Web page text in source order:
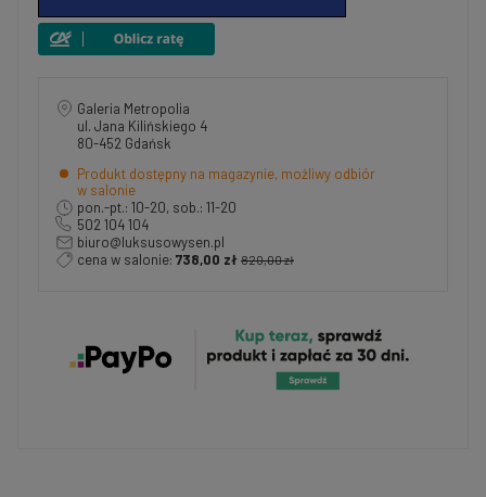
Galeria Metropolia
ul. Jana Kilińskiego 4
80-452 Gdańsk
Produkt dostępny na magazynie, możliwy odbiór
w salonie
pon.-pt.: 10-20, sob.: 11-20
502 104 104
biuro@luksusowysen.pl
cena w salonie: 738,00 zł 820,00 zł